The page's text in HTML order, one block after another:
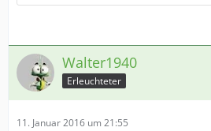
Walter1940
Erleuchteter
11. Januar 2016 um 21:55